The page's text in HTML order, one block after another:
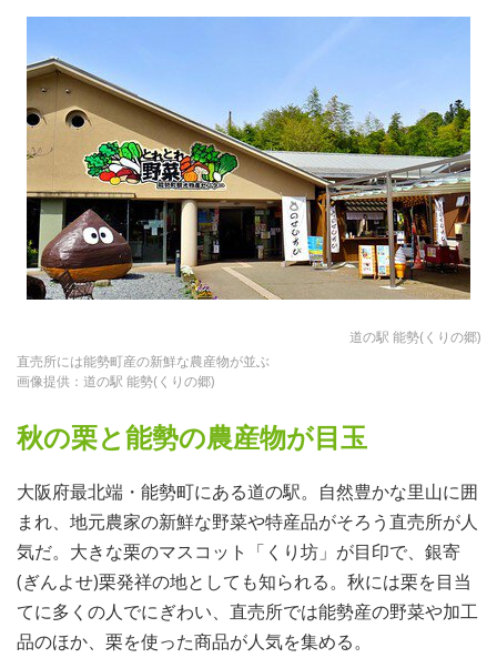
道の駅 能勢(くりの郷)
直売所には能勢町産の新鮮な農産物が並ぶ
画像提供：道の駅 能勢(くりの郷)
秋の栗と能勢の農産物が目玉
大阪府最北端・能勢町にある道の駅。自然豊かな里山に囲
まれ、地元農家の新鮮な野菜や特産品がそろう直売所が人
気だ。大きな栗のマスコット「くり坊」が目印で、銀寄
(ぎんよせ)栗発祥の地としても知られる。秋には栗を目当
てに多くの人でにぎわい、直売所では能勢産の野菜や加工
品のほか、栗を使った商品が人気を集める。